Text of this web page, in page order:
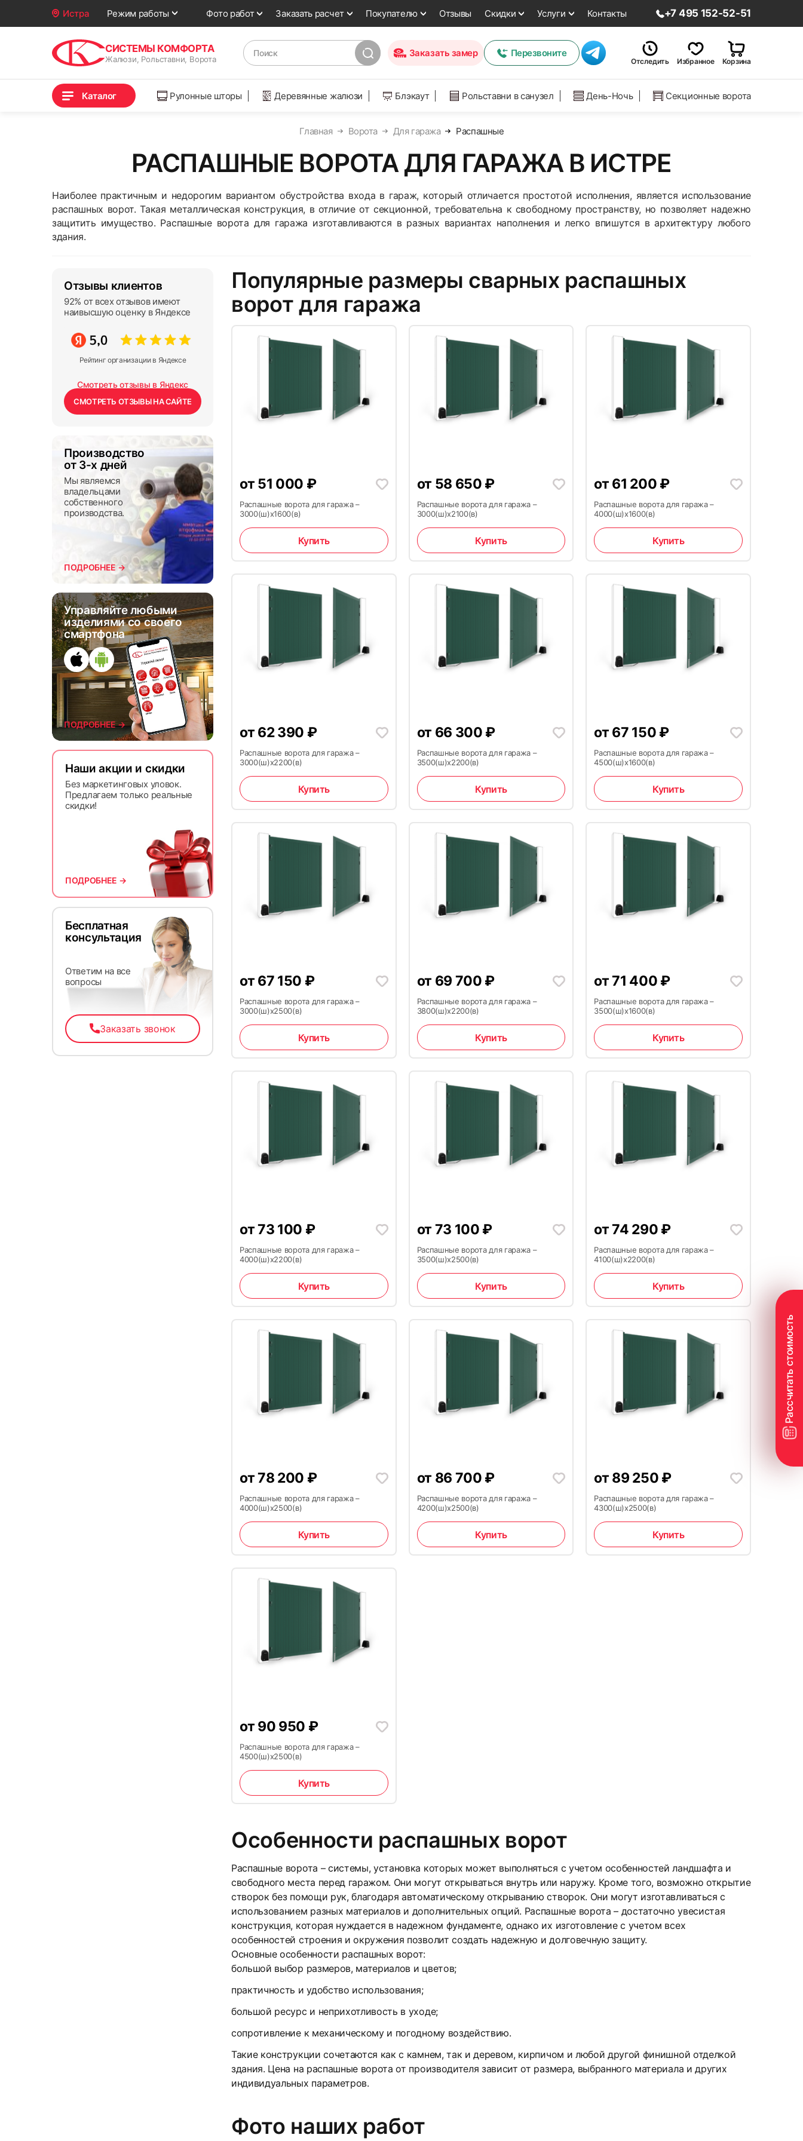
Истра Режим работы Фото работ Заказать расчет Покупателю Отзывы Скидки Услуги Контакты +7 495 152-52-51
СИСТЕМЫ КОМФОРТА
Жалюзи, Рольставни, Ворота
Заказать замер Перезвоните
Отследить Избранное Корзина
Каталог Рулонные шторы Деревянные жалюзи Блэкаут Рольставни в санузел День-Ночь Секционные ворота
Главная Ворота Для гаража Распашные
РАСПАШНЫЕ ВОРОТА ДЛЯ ГАРАЖА В ИСТРЕ
Наиболее практичным и недорогим вариантом обустройства входа в гараж, который отличается простотой исполнения, является использование
распашных ворот. Такая металлическая конструкция, в отличие от секционной, требовательна к свободному пространству, но позволяет надежно
защитить имущество. Распашные ворота для гаража изготавливаются в разных вариантах наполнения и легко впишутся в архитектуру любого
здания.
Отзывы клиентов
92% от всех отзывов имеют
наивысшую оценку в Яндексе
Рейтинг организации в Яндексе
Смотреть отзывы в Яндекс
СМОТРЕТЬ ОТЗЫВЫ НА САЙТЕ
Производство
от 3-х дней
Мы являемся
владельцами
собственного
производства.
ПОДРОБНЕЕ →
Управляйте любыми
изделиями со своего
смартфона
ПОДРОБНЕЕ →
Наши акции и скидки
Без маркетинговых уловок.
Предлагаем только реальные
скидки!
ПОДРОБНЕЕ →
Бесплатная
консультация
Ответим на все
вопросы
Заказать звонок
Популярные размеры сварных распашных
ворот для гаража
от 51 000 ₽
Распашные ворота для гаража –
3000(ш)x1600(в)
Купить
от 58 650 ₽
Распашные ворота для гаража –
3000(ш)x2100(в)
Купить
от 61 200 ₽
Распашные ворота для гаража –
4000(ш)x1600(в)
Купить
от 62 390 ₽
Распашные ворота для гаража –
3000(ш)x2200(в)
Купить
от 66 300 ₽
Распашные ворота для гаража –
3500(ш)x2200(в)
Купить
от 67 150 ₽
Распашные ворота для гаража –
4500(ш)x1600(в)
Купить
от 67 150 ₽
Распашные ворота для гаража –
3000(ш)x2500(в)
Купить
от 69 700 ₽
Распашные ворота для гаража –
3800(ш)x2200(в)
Купить
от71 400 ₽
Распашные ворота для гаража –
3500(ш)x1600(в)
Купить
от73 100 ₽
Распашные ворота для гаража –
4000(ш)x2200(в)
Купить
от 73 100 ₽
Распашные ворота для гаража –
3500(ш)x2500(в)
Купить
от74 290 ₽
Распашные ворота для гаража –
4100(ш)x2200(в)
Купить
от78 200 ₽
Распашные ворота для гаража –
4000(ш)x2500(в)
Купить
от 86 700 ₽
Распашные ворота для гаража –
4200(ш)x2500(в)
Купить
от 89 250 ₽
Распашные ворота для гаража –
4300(ш)x2500(в)
Купить
от 90 950 ₽
Распашные ворота для гаража –
4500(ш)x2500(в)
Купить
Особенности распашных ворот
Распашные ворота – системы, установка которых может выполняться с учетом особенностей ландшафта и
свободного места перед гаражом. Они могут открываться внутрь или наружу. Кроме того, возможно открытие
створок без помощи рук, благодаря автоматическому открыванию створок. Они могут изготавливаться с
использованием разных материалов и дополнительных опций. Распашные ворота – достаточно увесистая
конструкция, которая нуждается в надежном фундаменте, однако их изготовление с учетом всех
особенностей строения и окружения позволит создать надежную и долговечную защиту.
Основные особенности распашных ворот:
большой выбор размеров, материалов и цветов;
практичность и удобство использования;
большой ресурс и неприхотливость в уходе;
сопротивление к механическому и погодному воздействию.
Такие конструкции сочетаются как с камнем, так и деревом, кирпичом и любой другой финишной отделкой
здания. Цена на распашные ворота от производителя зависит от размера, выбранного материала и других
индивидуальных параметров.
Фото наших работ